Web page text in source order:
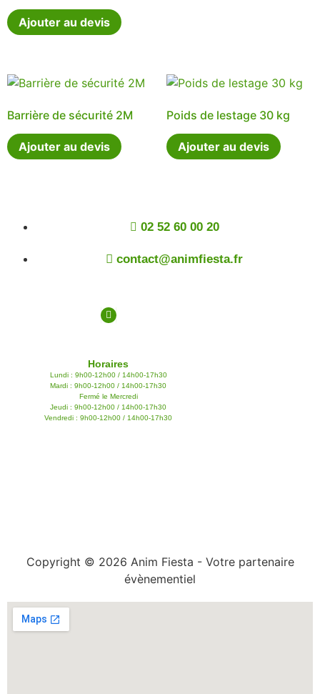
Ajouter au devis
Barrière de sécurité 2M
Ajouter au devis
Poids de lestage 30 kg
Ajouter au devis
02 52 60 00 20
contact@animfiesta.fr
Horaires
Lundi : 9h00-12h00 / 14h00-17h30
Mardi : 9h00-12h00 / 14h00-17h30
Fermé le Mercredi
Jeudi : 9h00-12h00 / 14h00-17h30
Vendredi : 9h00-12h00 / 14h00-17h30
Copyright © 2026 Anim Fiesta - Votre partenaire
évènementiel